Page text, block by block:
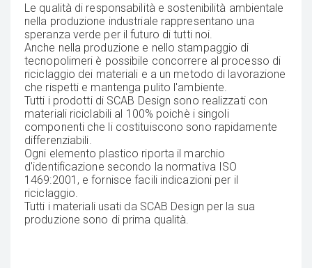
Le qualità di responsabilità e sostenibilità ambientale
nella produzione industriale rappresentano una
speranza verde per il futuro di tutti noi.
Anche nella produzione e nello stampaggio di
tecnopolimeri è possibile concorrere al processo di
riciclaggio dei materiali e a un metodo di lavorazione
che rispetti e mantenga pulito l'ambiente.
Tutti i prodotti di SCAB Design sono realizzati con
materiali riciclabili al 100% poichè i singoli
componenti che li costituiscono sono rapidamente
differenziabili.
Ogni elemento plastico riporta il marchio
d'identificazione secondo la normativa ISO
1469:2001, e fornisce facili indicazioni per il
riciclaggio.
Tutti i materiali usati da SCAB Design per la sua
produzione sono di prima qualità.